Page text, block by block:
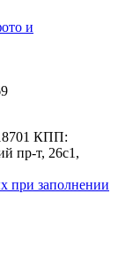
и
69
КПП:
пр-т, 26с1,
при заполнении